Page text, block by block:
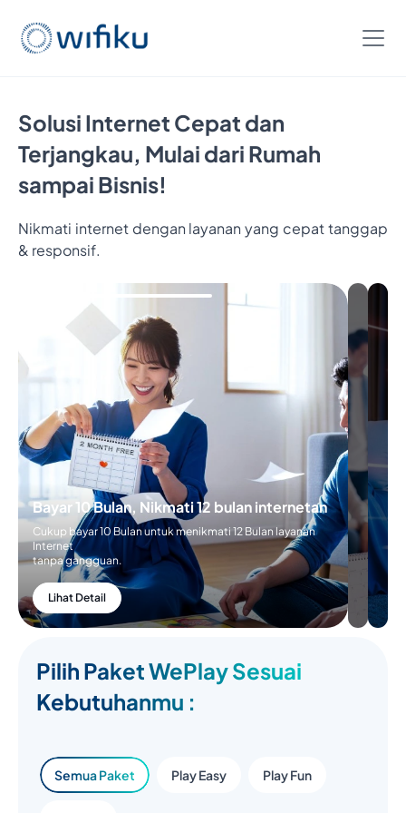
Solusi Internet Cepat dan
Terjangkau, Mulai dari Rumah
sampai Bisnis!
Nikmati internet dengan layanan yang cepat tanggap
& responsif.
Bayar 10 Bulan, Nikmati 12 bulan internetan
Cukup bayar 10 Bulan untuk menikmati 12 Bulan layanan
Internet
tanpa gangguan.
Lihat Detail
Pilih Paket WePlay Sesuai
Kebutuhanmu :
Semua Paket Play Easy Play Fun